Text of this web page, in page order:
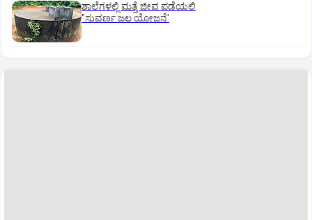
ಶಾಲೆಗಳಲ್ಲಿ ಮತ್ತೆ ಜೀವ ಪಡೆಯಲಿ
"ಸುವರ್ಣ ಜಲ ಯೋಜನೆ'